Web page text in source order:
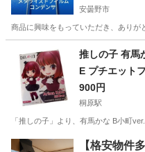
安曇野市
商品に興味をもっていただき、あり
安曇野市 おもちゃ
推しの子 有馬
E プチエット
900円
桐原駅
「推しの子」より、有馬かな B小町
長野 長野市 桐原駅 フィ
【格安物件